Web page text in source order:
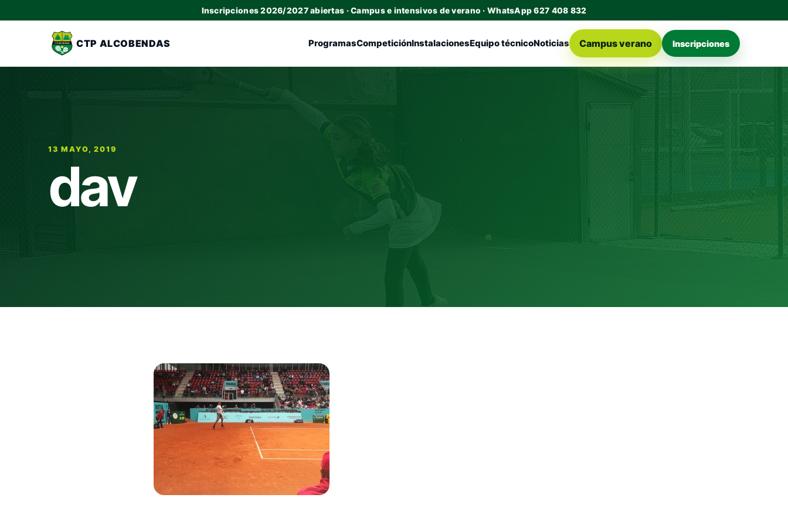
Inscripciones 2026/2027 abiertas · Campus e intensivos de verano · WhatsApp 627 408 832
CTP ALCOBENDAS ProgramasCompeticiónInstalacionesEquipo técnicoNoticias Campus verano Inscripciones
13 MAYO, 2019
dav